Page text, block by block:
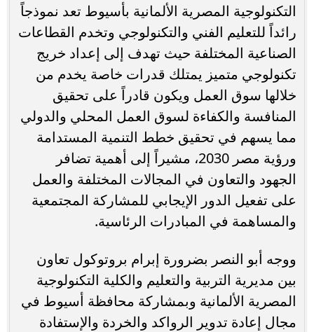
التكنولوجية المصرية الألمانية بأسيوط تعد نموذجاً
رائداً للتعليم الفني والتكنولوجي وتخدم القطاعات
الصناعية المختلفة حيث تهدف إلى إعداد خريج
تكنولوجي متميز يمتلك قدرات خاصة يخدم من
خلالها سوق العمل ويكون قادراً على تحقيق
المنافسة والكفاءة لسوق العمل المحلي والدولي
مما يسهم في تحقيق خطط التنمية المستدامة
ورؤية مصر 2030، مشيراً إلى أهمية تضافر
الجهود والتعاون في المجالات المختلفة والعمل
على تفعيل الدور الإيجابي للمشاركة المجتمعية
والمساهمة في المبادرات الرئاسية.
ووجه أبو النصر بضرورة إبرام بروتوكول تعاون
بين مديرية التربية والتعليم والكلية التكنولوجية
المصرية الألمانية وبمشاركة محافظة أسيوط في
مجال إعادة تدوير الرواكد والخردة والإستفادة